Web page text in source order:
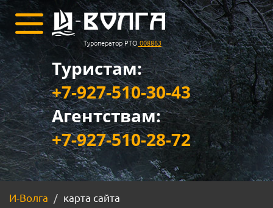
Туроператор РТО 008863
Туристам:
+7-927-510-30-43
Агентствам:
+7-927-510-28-72
И-Волга карта сайта